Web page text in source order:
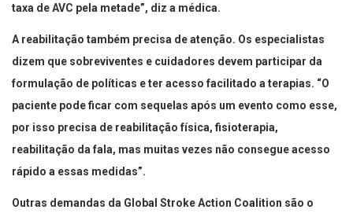
taxa de AVC pela metade”, diz a médica.
A reabilitação também precisa de atenção. Os especialistas
dizem que sobreviventes e cuidadores devem participar da
formulação de políticas e ter acesso facilitado a terapias. “O
paciente pode ficar com sequelas após um evento como esse,
por isso precisa de reabilitação física, fisioterapia,
reabilitação da fala, mas muitas vezes não consegue acesso
rápido a essas medidas”.
Outras demandas da Global Stroke Action Coalition são o